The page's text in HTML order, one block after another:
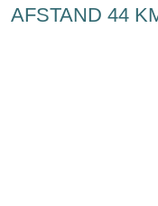
AFSTAND 44